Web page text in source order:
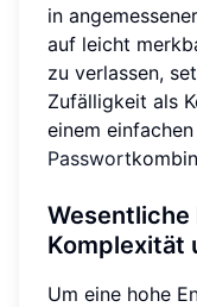
in
auf leicht
zu verlassen,
Zufälligkeit als
einem
Passwort
Wesentliche
Komplexität
Um eine hohe